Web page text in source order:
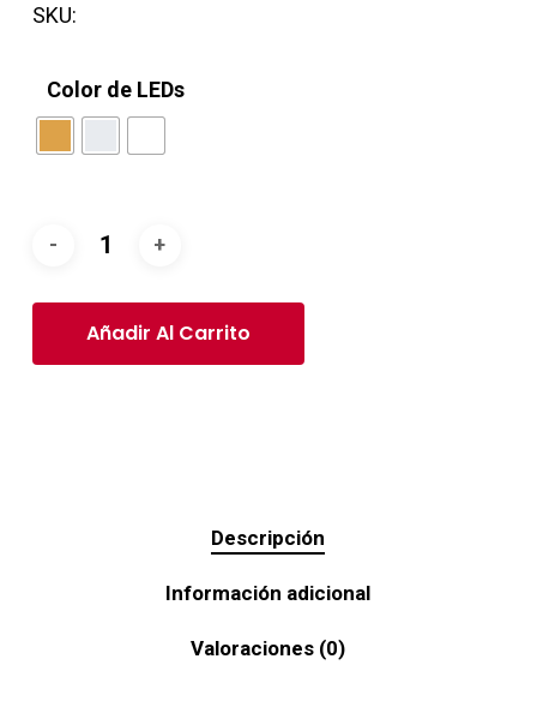
SKU:
Color de LEDs
Añadir Al Carrito
Descripción
Información adicional
Valoraciones (0)